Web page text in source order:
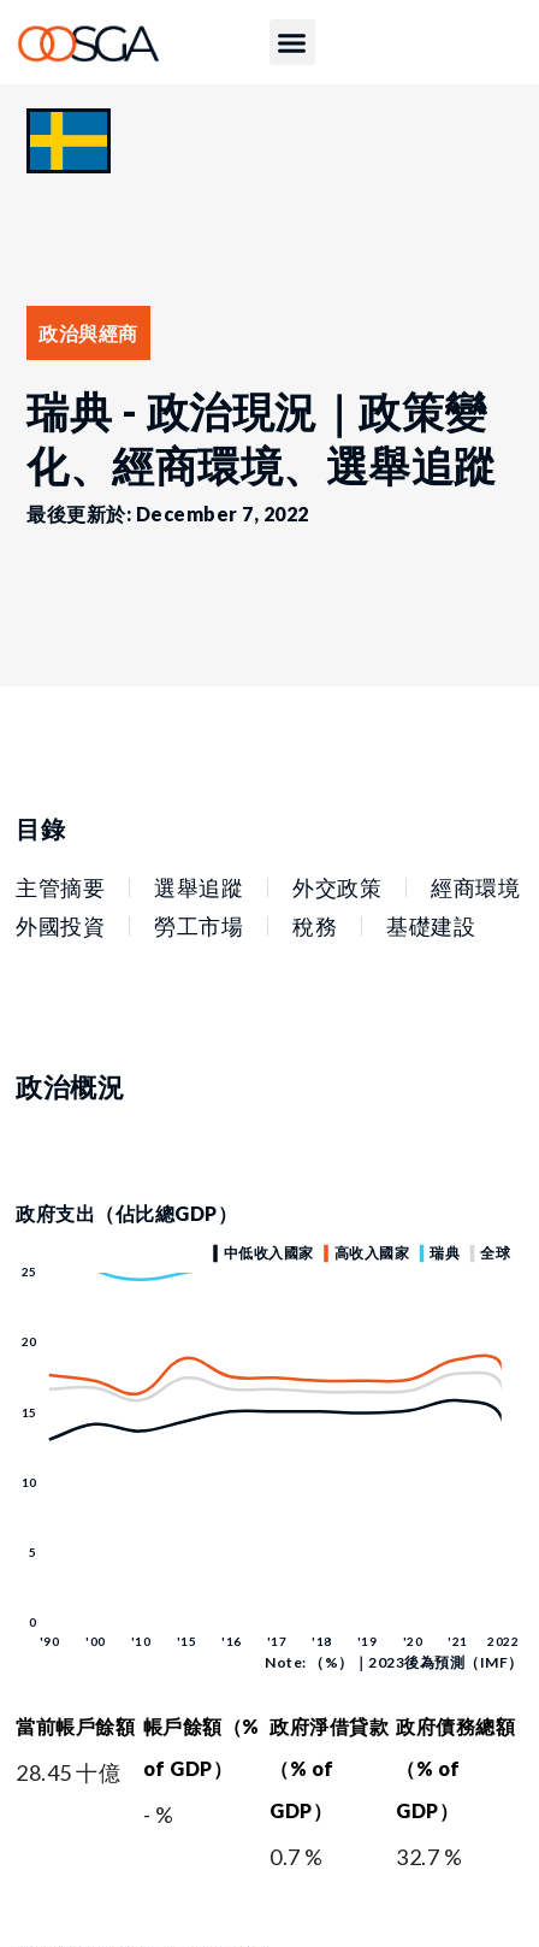
政治與經商
瑞典 - 政治現況｜政策變
化、經商環境、選舉追蹤
最後更新於: December 7, 2022
目錄
主管摘要 選舉追蹤 外交政策
經商環境
外國投資
勞工市場 稅務 基礎建設
政治概況
政府支出（佔比總GDP）
Note: （%）｜2023後為預測（IMF）
當前帳戶餘額
28.45 十億
帳戶餘額（%
of GDP）
- %
政府淨借貸款
（% of
GDP）
0.7 %
政府債務總額
（% of
GDP）
32.7 %